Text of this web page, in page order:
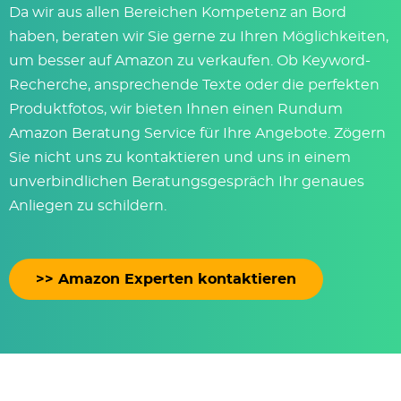
Da wir aus allen Bereichen Kompetenz an Bord
haben, beraten wir Sie gerne zu Ihren Möglichkeiten,
um besser auf Amazon zu verkaufen. Ob Keyword-
Recherche, ansprechende Texte oder die perfekten
Produktfotos, wir bieten Ihnen einen Rundum
Amazon Beratung Service für Ihre Angebote. Zögern
Sie nicht uns zu kontaktieren und uns in einem
unverbindlichen Beratungsgespräch Ihr genaues
Anliegen zu schildern.
>> Amazon Experten kontaktieren